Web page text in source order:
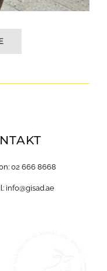
02 666 8668
info@gisad.ae